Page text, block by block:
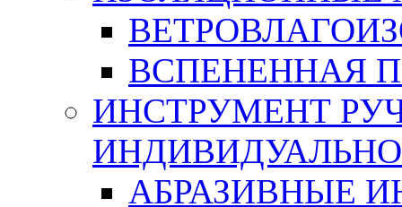
ВСПЕНЕННАЯ
ИНСТРУМЕНТ
АБРАЗИВНЫЕ